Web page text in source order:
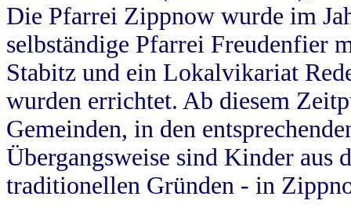
Die Pfarrei Zippnow wurde im
selbständige Pfarrei Freudenfier
Stabitz und ein Lokalvikariat
wurden errichtet. Ab diesem
Gemeinden, in den
Übergangsweise sind Kinder aus
traditionellen Gründen - in